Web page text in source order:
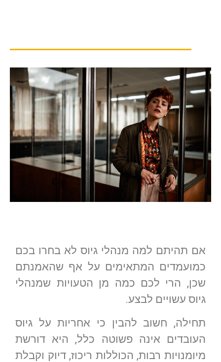
אם תהיתם למה מנהלי גיוס לא בחרו בכם
כמועמדים המתאימים על אף שהאמנתם
שכן, הרי לכם כמה מן הטעויות שמנהלי
גיוס עשויים לבצע.
תחילה, חשוב להבין כי אחריות על גיוס
העובדים אינה פשוטה כלל, היא דורשת
מיומנויות רבות, הכוללות ריכוז, דיוק וקבלת